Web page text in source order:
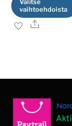
Valitse
vaihtoehdoista
Tällä
muunnelma.
tehdä
valinnat
Ale